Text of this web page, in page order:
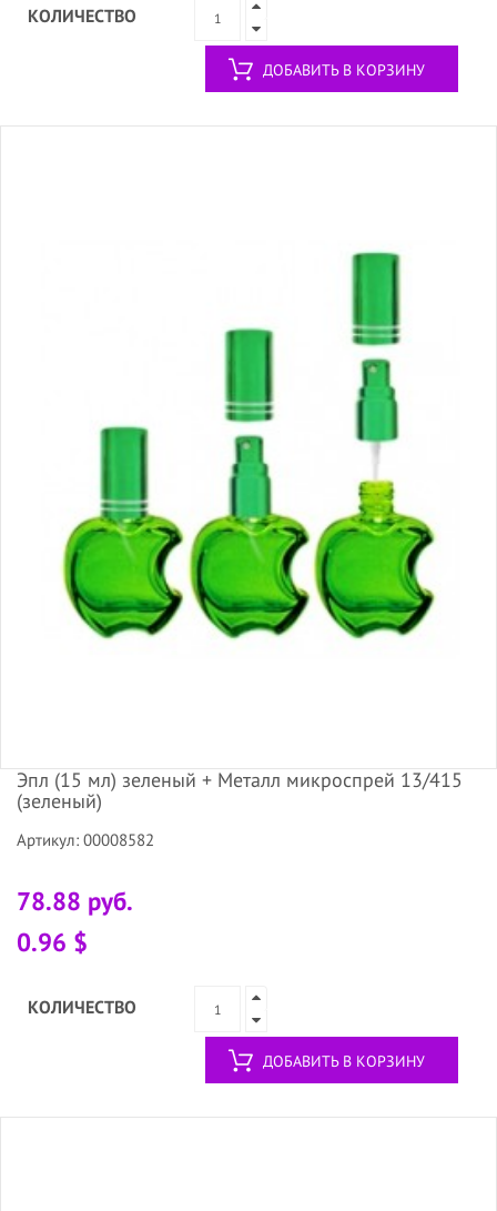
КОЛИЧЕСТВО
ДОБАВИТЬ В КОРЗИНУ
Эпл (15 мл) зеленый + Металл микроспрей 13/415
(зеленый)
Артикул: 00008582
78.88 руб.
0.96 $
КОЛИЧЕСТВО
ДОБАВИТЬ В КОРЗИНУ